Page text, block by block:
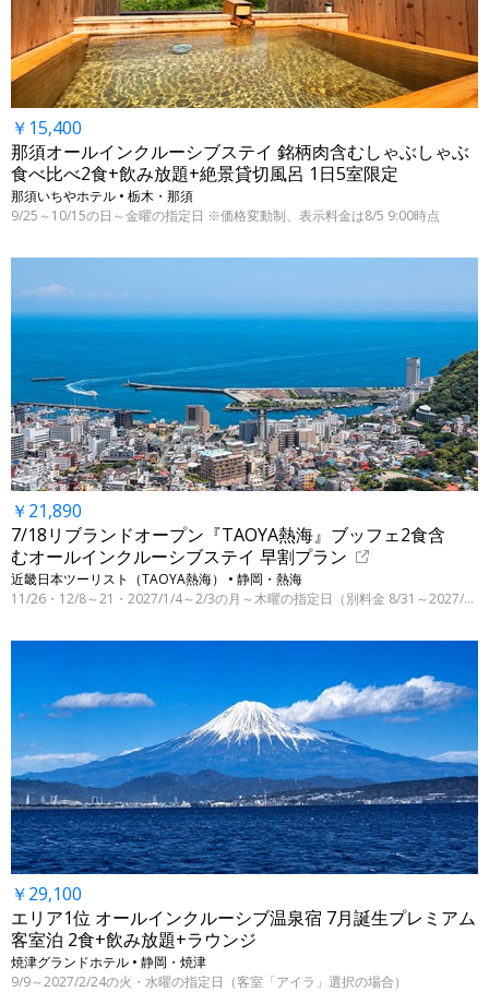
￥15,400
那須オールインクルーシブステイ 銘柄肉含むしゃぶしゃぶ
食べ比べ2食+飲み放題+絶景貸切風呂 1日5室限定
那須いちやホテル • 栃木・那須
9/25～10/15の日～金曜の指定日 ※価格変動制、表示料金は8/5 9:00時点
￥21,890
7/18リブランドオープン『TAOYA熱海』ブッフェ2食含
むオールインクルーシブステイ 早割プラン
近畿日本ツーリスト（TAOYA熱海） • 静岡・熱海
11/26・12/8～21・2027/1/4～2/3の月～木曜の指定日（別料金 8/31～2027/3/31の指定日）
￥29,100
エリア1位 オールインクルーシブ温泉宿 7月誕生プレミアム
客室泊 2食+飲み放題+ラウンジ
焼津グランドホテル • 静岡・焼津
9/9～2027/2/24の火・水曜の指定日（客室「アイラ」選択の場合）